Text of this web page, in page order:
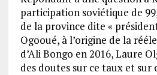
participation soviétique de
de la province dite «
Ogooué, à l’origine de la
d’Ali Bongo en 2016, Laure
des doutes sur ce taux et